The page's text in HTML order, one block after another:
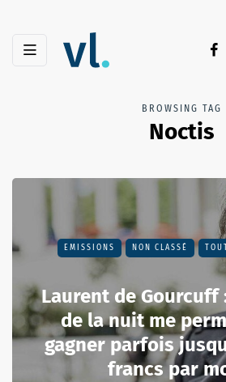
BROWSING TAG
Noctis
EMISSIONS NON CLASSÉ
Laurent de Gourcuff
de la nuit me
gagner parfois
francs par